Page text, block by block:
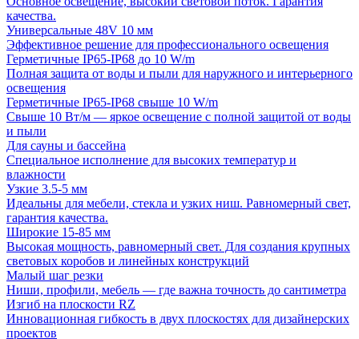
качества.
Универсальные 48V 10 мм
Эффективное решение для профессионального освещения
Герметичные IP65-IP68 до 10 W/m
Полная защита от воды и пыли для наружного и интерьерного
освещения
Герметичные IP65-IP68 свыше 10 W/m
Свыше 10 Вт/м — яркое освещение с полной защитой от воды
и пыли
Для сауны и бассейна
Специальное исполнение для высоких температур и
влажности
Узкие 3.5-5 мм
Идеальны для мебели, стекла и узких ниш. Равномерный свет,
гарантия качества.
Широкие 15-85 мм
Высокая мощность, равномерный свет. Для создания крупных
световых коробов и линейных конструкций
Малый шаг резки
Ниши, профили, мебель — где важна точность до сантиметра
Изгиб на плоскости RZ
Инновационная гибкость в двух плоскостях для дизайнерских
проектов